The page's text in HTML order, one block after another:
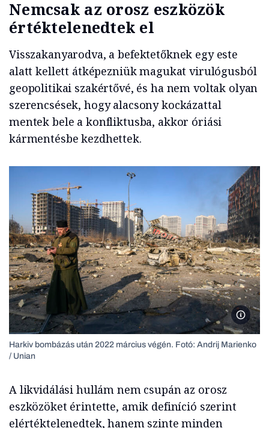
Nemcsak az orosz eszközök
értéktelenedtek el
Visszakanyarodva, a befektetőknek egy este
alatt kellett átképezniük magukat virulógusból
geopolitikai szakértővé, és ha nem voltak olyan
szerencsések, hogy alacsony kockázattal
mentek bele a konfliktusba, akkor óriási
kármentésbe kezdhettek.
Harkiv bombázás után 2022 március végén. Fotó: Andrij Marienko
/ Unian
A likvidálási hullám nem csupán az orosz
eszközöket érintette, amik definíció szerint
elértéktelenedtek, hanem szinte minden